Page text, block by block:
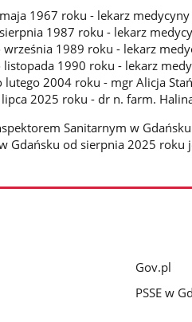
1967 roku - lekarz medycyny
1987 roku - lekarz
1989 roku - lekarz
1990 roku - lekarz
2004 roku - mgr Alicja
2025 roku - dr n. farm.
Sanitarnym w
Gdańsku od sierpnia 2025 roku
Gov.pl
PSSE w